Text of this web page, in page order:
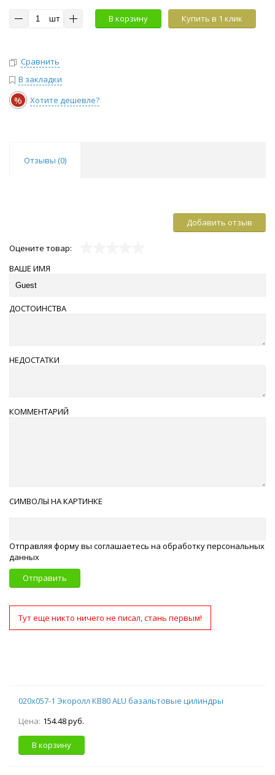
шт В корзину Купить в 1 клик
Сравнить
В закладки
% Хотите дешевле?
Отзывы (0)
Добавить отзыв
Оцените товар:
ВАШЕ ИМЯ
ДОСТОИНСТВА
НЕДОСТАТКИ
КОММЕНТАРИЙ
СИМВОЛЫ НА КАРТИНКЕ
Отправляя форму вы соглашаетесь на обработку персональных
данных
Отправить
Тут еще никто ничего не писал, стань первым!
020х057-1 Экоролл КВ80 ALU базальтовые цилиндры
Цена: 154.48 руб.
В корзину